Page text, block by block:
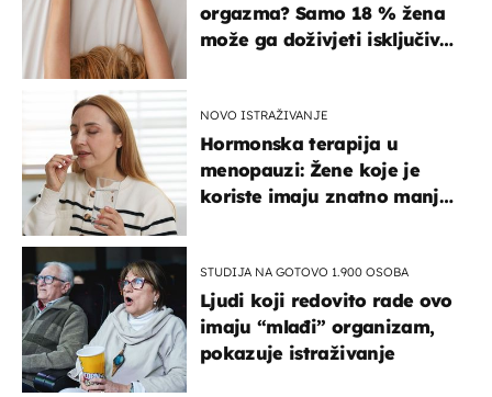
orgazma? Samo 18 % žena
može ga doživjeti isključivo
NOVO ISTRAŽIVANJE
Hormonska terapija u
menopauzi: Žene koje je
koriste imaju znatno manji
STUDIJA NA GOTOVO 1.900 OSOBA
Ljudi koji redovito rade ovo
imaju “mlađi” organizam,
pokazuje istraživanje